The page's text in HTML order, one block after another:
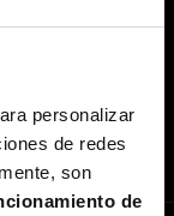
personalizar
de redes
son
de